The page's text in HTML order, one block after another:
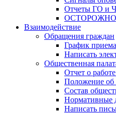
Отчеты ГО и
Взаимодействие
Обращения граждан
График
Написать
Общественная
Отчет о
Положение об
Состав
Нормативные
Написать